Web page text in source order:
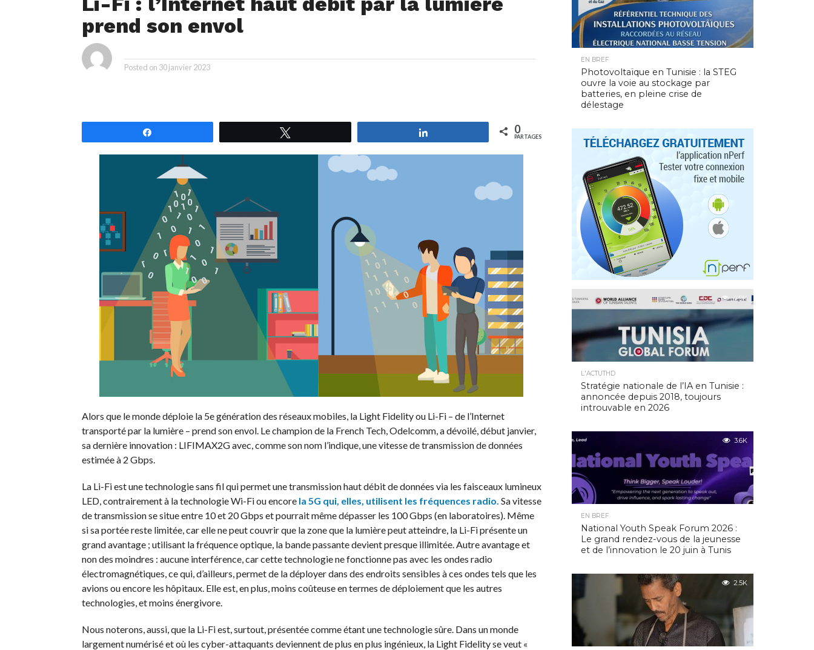
prend son envol
Posted on 30 janvier 2023
0
PARTAGES
Alors que le monde déploie la 5e génération des réseaux mobiles, la Light Fidelityou Li-Fi – de l’Internet
transporté par la lumière – prend son envol.Le champion de la French Tech,Odelcomm, a dévoilé, début janvier,
sa dernière innovation : LIFIMAX2Gavec, comme son nom l’indique, une vitesse de transmission de données
estimée à 2 Gbps.
La Li-Fiest une technologie sans fil qui permet une transmissionhautdébit de données via les faisceaux lumineux
LED, contrairement à la technologie Wi-Fi ou encore la 5G qui, elles, utilisent les fréquences radio. Sa vitesse
de transmission se situe entre 10 et 20 Gbps et pourrait même dépasser les 100 Gbps (en laboratoires).Même
si sa portée reste limitée, car elle ne peut couvrir que la zone que la lumière peut atteindre, la Li-Fiprésente un
grand avantage ; utilisant la fréquence optique, la bande passante devient presque illimitée.Autre avantage et
non des moindres : aucune interférence, car cette technologie ne fonctionne pas avec les ondes radio
électromagnétiques, ce qui, d’ailleurs, permet de la déployer dans des endroits sensibles à ces ondes tels que les
avions ou encore les hôpitaux.Elle est, en plus, moins coûteuse en termes de déploiement que les autres
technologies, et moins énergivore.
Nous noterons, aussi, que la Li-Fiest, surtout, présentée comme étant une technologie sûre.Dans un monde
largement numérisé et où les cyber-attaquants deviennent de plus en plus ingénieux, la Light Fidelityse veut «
EN BREF
Photovoltaïque en Tunisie : la STEG
ouvre la voie au stockage par
batteries, en pleine crise de
délestage
4.9K
L'ACTUTHD
Stratégie nationale de l’IA en Tunisie :
annoncée depuis 2018, toujours
introuvable en 2026
3.6K
EN BREF
National Youth Speak Forum 2026 :
Le grand rendez-vous de la jeunesse
et de l’innovation le 20 juin à Tunis
2.5K